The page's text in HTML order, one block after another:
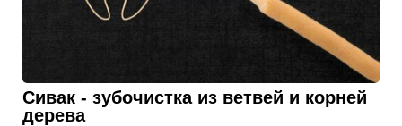
Сивак - зубочистка из ветвей и корней
дерева